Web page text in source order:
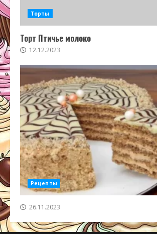
Торты
Торт Птичье молоко
12.12.2023
Рецепты
26.11.2023